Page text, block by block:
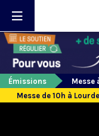
Émissions
Messe
Messe de 10h à